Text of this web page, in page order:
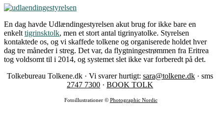
En dag havde Udlændingestyrelsen akut brug for ikke bare en
enkelt tigrinsktolk, men et stort antal tigrinyatolke. Styrelsen
kontaktede os, og vi skaffede tolkene og organiserede holdet hver
dag tre måneder i streg. Det var, da flygtningestrømmen fra Eritrea
tog voldsomt til i 2014, og systemet slet ikke var forberedt på det.
Tolkebureau Tolkene.dk · Vi svarer hurtigt: sara@tolkene.dk · sms
2747 7300 · BOOK TOLK
Fotoillustrationer © Photographic Nordic